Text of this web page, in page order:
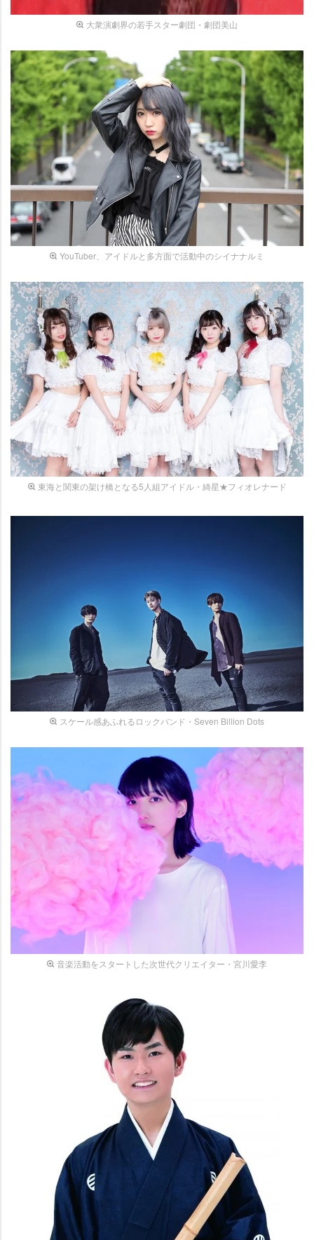
大衆演劇界の若手スター劇団・劇団美山
YouTuber、アイドルと多方面で活動中のシイナナルミ
東海と関東の架け橋となる5人組アイドル・綺星★フィオレナード
スケール感あふれるロックバンド・Seven Billion Dots
音楽活動をスタートした次世代クリエイター・宮川愛李